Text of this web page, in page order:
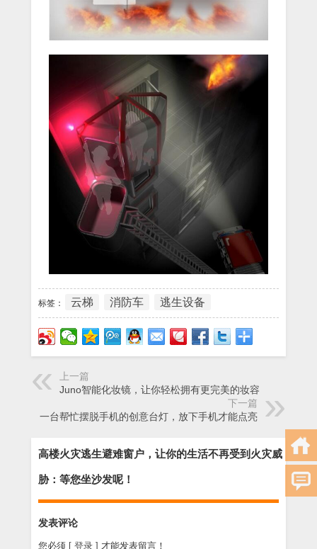
标签： 云梯 消防车 逃生设备
上一篇
Juno智能化妆镜，让你轻松拥有更完美的妆容
下一篇
一台帮忙摆脱手机的创意台灯，放下手机才能点亮
高楼火灾逃生避难窗户，让你的生活不再受到火灾威
胁：等您坐沙发呢！
发表评论
您必须 [ 登录 ] 才能发表留言！